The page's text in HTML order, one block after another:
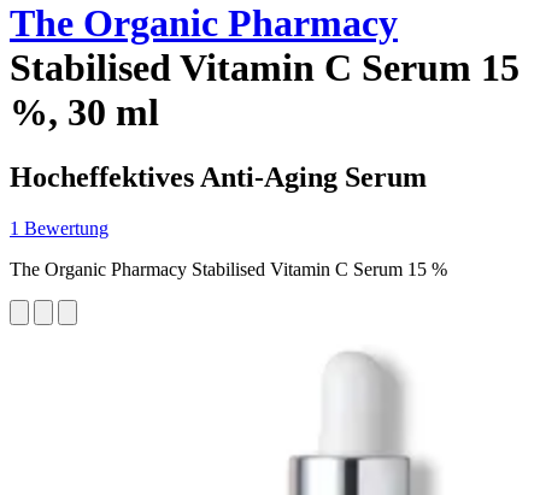
The Organic Pharmacy
Stabilised Vitamin C Serum 15
%, 30 ml
Hocheffektives Anti-Aging Serum
1 Bewertung
The Organic Pharmacy Stabilised Vitamin C Serum 15 %